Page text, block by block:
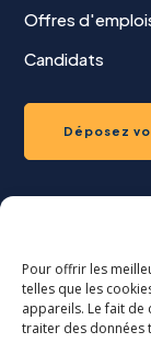
Pour offrir les
telles que les
appareils. Le fait de
traiter des données
Offres
Candidats
Déposez
Recherche de